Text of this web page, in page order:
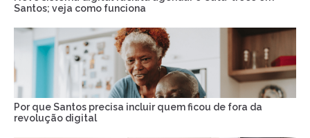
Santos; veja como funciona
Por que Santos precisa incluir quem ficou de fora da
revolução digital